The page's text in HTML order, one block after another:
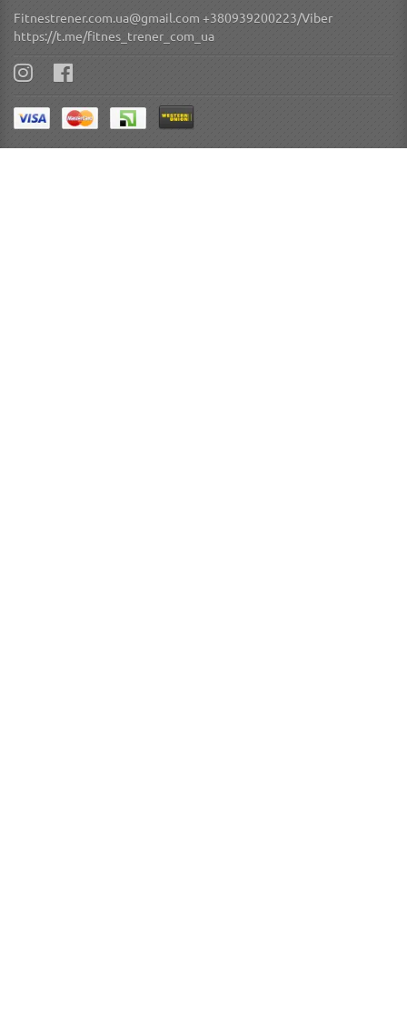
Fitnestrener.com.ua@gmail.com +380939200223/Viber
https://t.me/fitnes_trener_com_ua